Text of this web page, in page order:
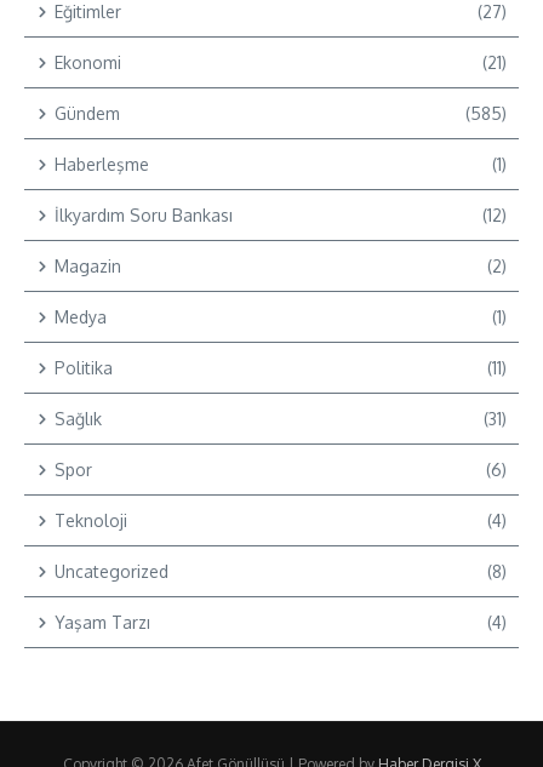
Eğitimler (27)
Ekonomi (21)
Gündem (585)
Haberleşme (1)
İlkyardım Soru Bankası (12)
Magazin (2)
Medya (1)
Politika (11)
Sağlık (31)
Spor (6)
Teknoloji (4)
Uncategorized (8)
Yaşam Tarzı (4)